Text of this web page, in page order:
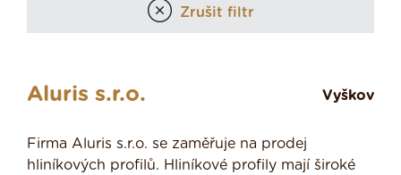
Zrušit filtr
Aluris s.r.o. Vyškov
Firma Aluris s.r.o. se zaměřuje na prodej
hliníkových profilů. Hliníkové profily mají široké